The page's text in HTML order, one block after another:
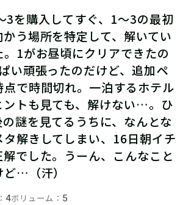
を購入してすぐ、1〜3の最初
う場所を特定して、解いてい
1がお昼頃にクリアできたの
い頑張ったのだけど、追加ペ
で時間切れ。一泊するホテル
ントも見ても、解けない…。ひ
謎を見てるうちに、なんとな
解きしてしまい、16日朝イチ
でした。うーん、こんなこと
…（汗）
4ボリューム 5